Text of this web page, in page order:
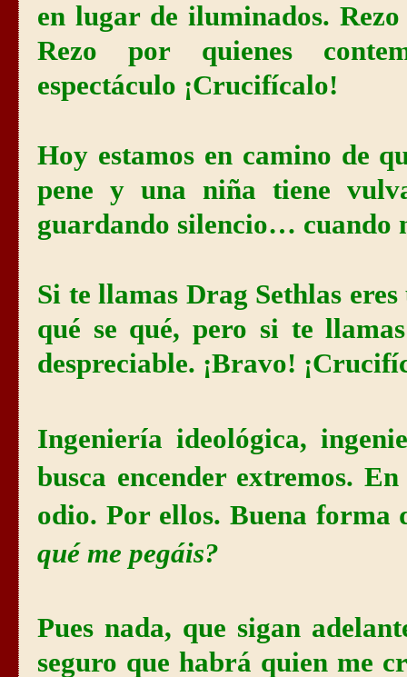
en lugar de iluminados.
Rezo por quienes
espectáculo ¡Crucifícalo!
Hoy estamos en camino de
pene y una niña tiene
guardando silencio… cuando
Si te llamas Drag Sethlas
qué se qué, pero si te
despreciable. ¡Bravo!
Ingeniería ideológica,
busca encender extremos.
odio. Por ellos. Buena
qué me pegáis?
Pues nada, que sigan
seguro que habrá quien me